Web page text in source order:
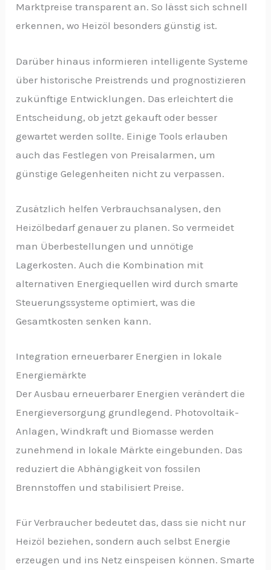
Marktpreise transparent an. So lässt sich schnell
erkennen, wo Heizöl besonders günstig ist.
Darüber hinaus informieren intelligente Systeme
über historische Preistrends und prognostizieren
zukünftige Entwicklungen. Das erleichtert die
Entscheidung, ob jetzt gekauft oder besser
gewartet werden sollte. Einige Tools erlauben
auch das Festlegen von Preisalarmen, um
günstige Gelegenheiten nicht zu verpassen.
Zusätzlich helfen Verbrauchsanalysen, den
Heizölbedarf genauer zu planen. So vermeidet
man Überbestellungen und unnötige
Lagerkosten. Auch die Kombination mit
alternativen Energiequellen wird durch smarte
Steuerungssysteme optimiert, was die
Gesamtkosten senken kann.
Integration erneuerbarer Energien in lokale
Energiemärkte
Der Ausbau erneuerbarer Energien verändert die
Energieversorgung grundlegend. Photovoltaik-
Anlagen, Windkraft und Biomasse werden
zunehmend in lokale Märkte eingebunden. Das
reduziert die Abhängigkeit von fossilen
Brennstoffen und stabilisiert Preise.
Für Verbraucher bedeutet das, dass sie nicht nur
Heizöl beziehen, sondern auch selbst Energie
erzeugen und ins Netz einspeisen können. Smarte